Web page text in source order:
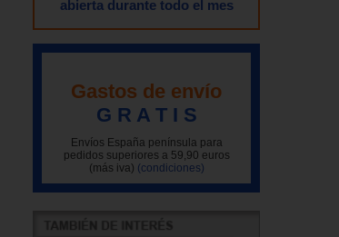
abierta durante todo el mes
Gastos de envío
G R A T I S
Envíos España península para
pedidos superiores a 59,90 euros
(más iva) (condiciones)